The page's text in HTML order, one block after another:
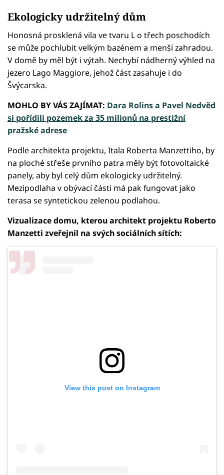
Ekologicky udržitelný dům
Honosná prosklená vila ve tvaru L o třech poschodích
se může pochlubit velkým bazénem a menší zahradou.
V domě by měl být i výtah. Nechybí nádherný výhled na
jezero Lago Maggiore, jehož část zasahuje i do
Švýcarska.
MOHLO BY VÁS ZAJÍMAT: Dara Rolins a Pavel Nedvěd
si pořídili pozemek za 35 milionů na prestižní
pražské adrese
Podle architekta projektu, Itala Roberta Manzettiho, by
na ploché střeše prvního patra měly být fotovoltaické
panely, aby byl celý dům ekologicky udržitelný.
Mezipodlaha v obývací části má pak fungovat jako
terasa se syntetickou zelenou podlahou.
Vizualizace domu, kterou architekt projektu Roberto
Manzetti zveřejnil na svých sociálních sítích:
View this post on Instagram